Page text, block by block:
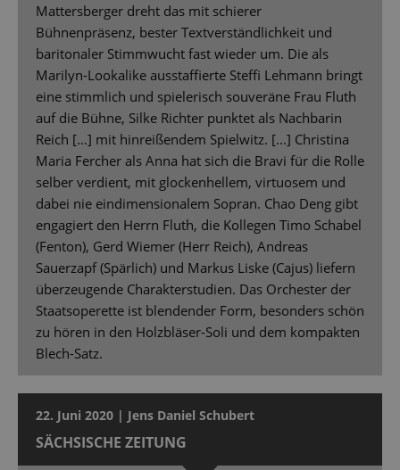
Mattersberger dreht das mit schierer
Bühnenpräsenz, bester Textverständlichkeit und
baritonaler Stimmwucht fast wieder um. Die als
Marilyn-Lookalike ausstaffierte Steffi Lehmann bringt
eine stimmlich und spielerisch souveräne Frau Fluth
auf die Bühne, Silke Richter punktet als Nachbarin
Reich […] mit hinreißendem Spielwitz. [...] Christina
Maria Fercher als Anna hat sich die Bravi für die Rolle
selber verdient, mit glockenhellem, virtuosem und
dabei nie eindimensionalem Sopran. Chao Deng gibt
engagiert den Herrn Fluth, die Kollegen Timo Schabel
(Fenton), Gerd Wiemer (Herr Reich), Andreas
Sauerzapf (Spärlich) und Markus Liske (Cajus) liefern
überzeugende Charakterstudien. Das Orchester der
Staatsoperette ist blendender Form, besonders schön
zu hören in den Holzbläser-Soli und dem kompakten
Blech-Satz.
22. Juni 2020 | Jens Daniel Schubert
SÄCHSISCHE ZEITUNG